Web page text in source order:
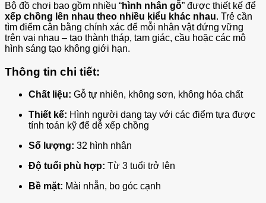
Bộ đồ chơi bao gồm nhiều “hình nhân gỗ” được thiết kế để
xếp chồng lên nhau theo nhiều kiểu khác nhau. Trẻ cần
tìm điểm cân bằng chính xác để mỗi nhân vật đứng vững
trên vai nhau – tạo thành tháp, tam giác, cầu hoặc các mô
hình sáng tạo không giới hạn.
Thông tin chi tiết:
Chất liệu: Gỗ tự nhiên, không sơn, không hóa chất
Thiết kế: Hình người dang tay với các điểm tựa được
tính toán kỹ để dễ xếp chồng
Số lượng: 32 hình nhân
Độ tuổi phù hợp: Từ 3 tuổi trở lên
Bề mặt: Mài nhẵn, bo góc cạnh